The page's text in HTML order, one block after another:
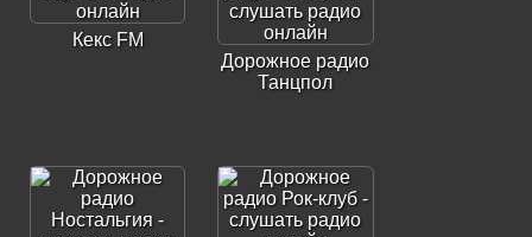
Кекс FM
Дорожное радио
Танцпол